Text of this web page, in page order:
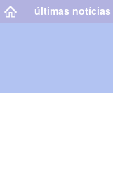
últimas notícias